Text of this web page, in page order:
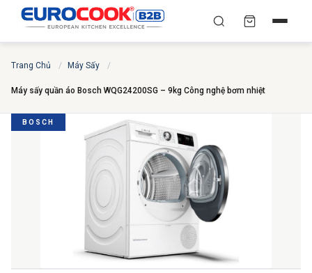
YÊU CẦU BÁO GIÁ TỐT
NHẤT
Trang Chủ / Máy Sấy /
Máy sấy quần áo Bosch WQG24200SG – 9kg Công nghệ bơm nhiệt
BOSCH